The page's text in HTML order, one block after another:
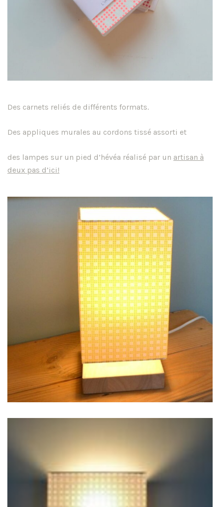
Des carnets reliés de différents formats.
Des appliques murales au cordons tissé assorti et
des lampes sur un pied d’hévéa réalisé par un artisan à
deux pas d’ici!